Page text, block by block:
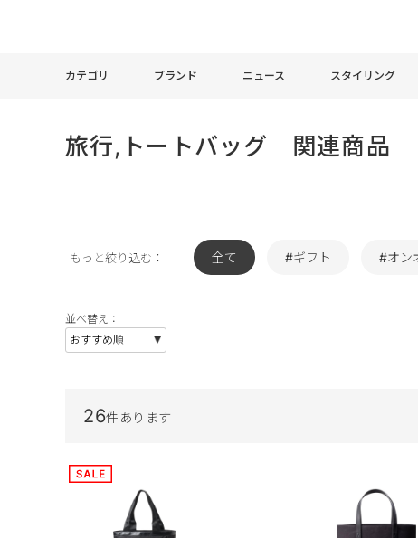
カテゴリ ブランド ニュース スタイリング
旅行,トートバッグ 関連商品
もっと絞り込む： 全て #ギフト #オン
並べ替え：
26件あります